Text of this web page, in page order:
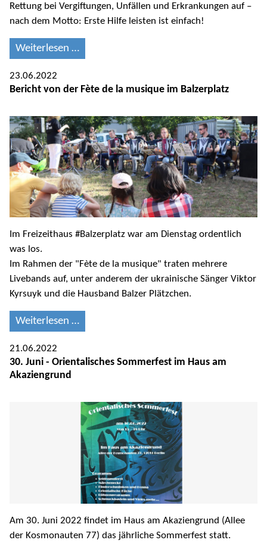
Rettung bei Vergiftungen, Unfällen und Erkrankungen auf –
nach dem Motto: Erste Hilfe leisten ist einfach!
Weiterlesen …
23.06.2022
Bericht von der Fète de la musique im Balzerplatz
Im Freizeithaus #Balzerplatz war am Dienstag ordentlich
was los.
Im Rahmen der "Fète de la musique" traten mehrere
Livebands auf, unter anderem der ukrainische Sänger Viktor
Kyrsuyk und die Hausband Balzer Plätzchen.
Weiterlesen …
21.06.2022
30. Juni - Orientalisches Sommerfest im Haus am
Akaziengrund
Am 30. Juni 2022 findet im Haus am Akaziengrund (Allee
der Kosmonauten 77) das jährliche Sommerfest statt.